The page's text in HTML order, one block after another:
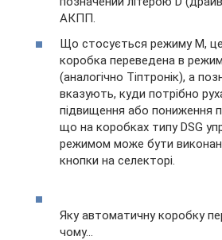
АКПП.
Що стосується режиму М,
коробка переведена в режим
(аналогічно Тіптронік), а
вказують, куди потрібно
підвищення або пониження
що на коробках типу DSG
режимом може бути
кнопки на селекторі.
Яку автоматичну коробку
чому…